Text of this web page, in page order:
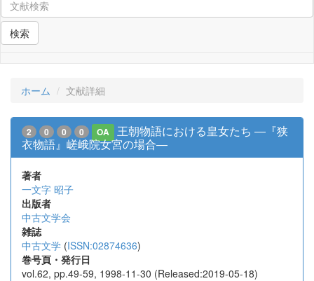
検索
ホーム 文献詳細
2 0 0 0 OA
王朝物語における皇女たち ―『狭
衣物語』嵯峨院女宮の場合―
著者
一文字 昭子
出版者
中古文学会
雑誌
中古文学 (ISSN:02874636)
巻号頁・発行日
vol.62, pp.49-59, 1998-11-30 (Released:2019-05-18)